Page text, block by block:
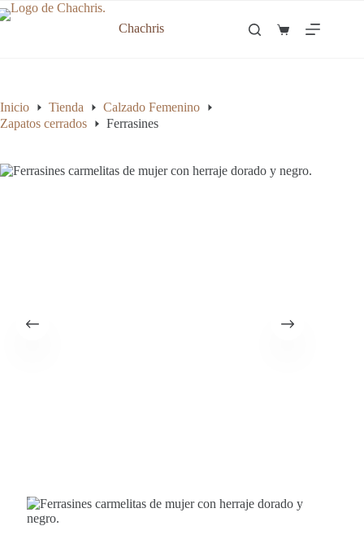
Saltar
al
Chachris
Carro
Inicio Tienda
Calzado Femenino
Zapatos cerrados
Ferrasines